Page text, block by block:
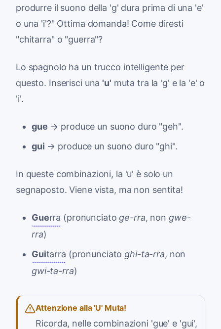
produrre il suono della 'g' dura prima di una 'e'
o una 'i'?" Ottima domanda! Come diresti
"chitarra" o "guerra"?
Lo spagnolo ha un trucco intelligente per
questo. Inserisci una 'u' muta tra la 'g' e la 'e' o
'i'.
gue → produce un suono duro "geh".
gui → produce un suono duro "ghi".
In queste combinazioni, la 'u' è solo un
segnaposto. Viene vista, ma non sentita!
Guerra (pronunciato ge-rra, non gwe-
rra)
Guitarra (pronunciato ghi-ta-rra, non
gwi-ta-rra)
Attenzione alla 'U' Muta!
Ricorda, nelle combinazioni 'gue' e 'gui',